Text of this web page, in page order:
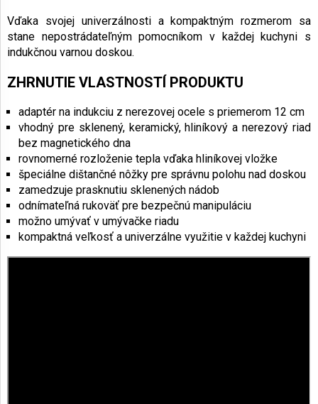
Vďaka svojej univerzálnosti a kompaktným rozmerom sa
stane nepostrádateľným pomocníkom v každej kuchyni s
indukčnou varnou doskou.
ZHRNUTIE VLASTNOSTÍ PRODUKTU
adaptér na indukciu z nerezovej ocele s priemerom 12 cm
vhodný pre sklenený, keramický, hliníkový a nerezový riad
bez magnetického dna
rovnomerné rozloženie tepla vďaka hliníkovej vložke
špeciálne dištančné nôžky pre správnu polohu nad doskou
zamedzuje prasknutiu sklenených nádob
odnímateľná rukoväť pre bezpečnú manipuláciu
možno umývať v umývačke riadu
kompaktná veľkosť a univerzálne využitie v každej kuchyni